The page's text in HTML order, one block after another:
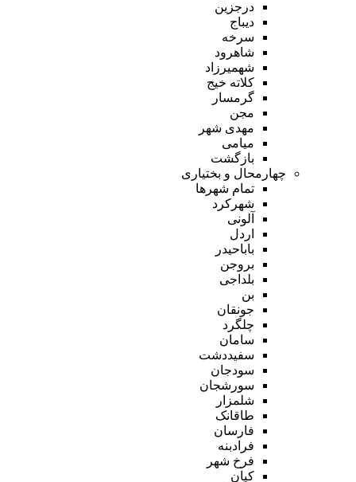
درجزین
دیباج
سرخه
شاهرود
شهمیرزاد
کلاته خیج
گرمسار
مجن
مهدی شهر
میامی
بازگشت
چهارمحال و بختیاری
تمام شهر‌ها
شهرکرد
آلونی
اردل
باباحیدر
بروجن
بلداجی
بن
جونقان
چلگرد
سامان
سفیددشت
سودجان
سورشجان
شلمزار
طاقانک
فارسان
فرادبنه
فرخ شهر
کیان